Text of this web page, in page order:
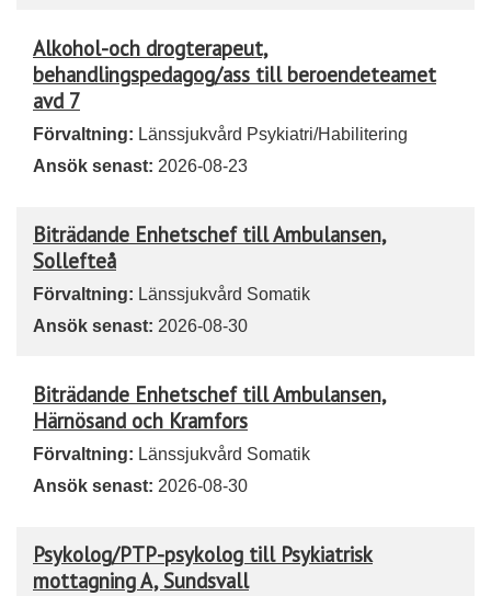
Alkohol-och drogterapeut,
behandlingspedagog/ass till beroendeteamet
avd 7
Förvaltning: Länssjukvård Psykiatri/Habilitering
Ansök senast: 2026-08-23
Biträdande Enhetschef till Ambulansen,
Sollefteå
Förvaltning: Länssjukvård Somatik
Ansök senast: 2026-08-30
Biträdande Enhetschef till Ambulansen,
Härnösand och Kramfors
Förvaltning: Länssjukvård Somatik
Ansök senast: 2026-08-30
Psykolog/PTP-psykolog till Psykiatrisk
mottagning A, Sundsvall